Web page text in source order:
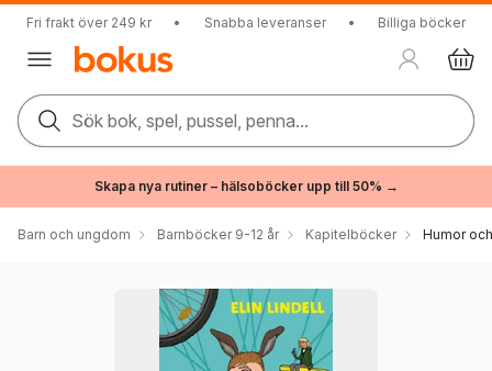
Fri frakt över 249 kr • Snabba leveranser • Billiga böcker
Sök bok, spel, pussel, penna...
Skapa nya rutiner – hälsoböcker upp till 50% →
Barn och ungdom Barnböcker 9-12 år Kapitelböcker Humor